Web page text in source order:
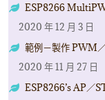
ESP8266
2020 年 12 月 3 日
範例－製作 PWM
2020 年 11 月 27 日
ESP8266’s AP／